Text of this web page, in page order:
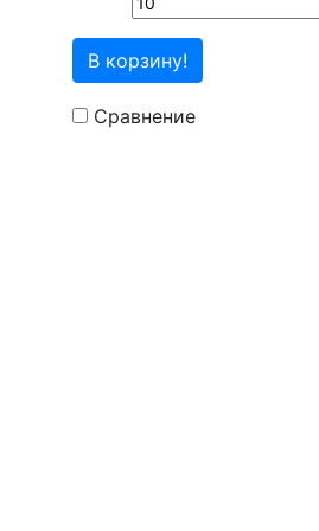
В корзину!
Сравнение